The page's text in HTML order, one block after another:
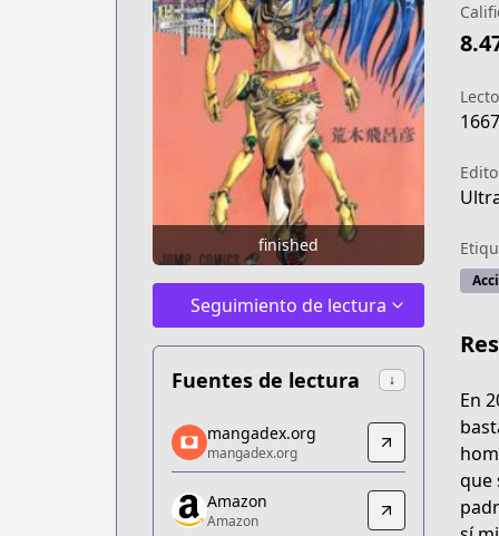
finished
Seguimiento de lectura
Fuentes de lectura ↓
mangadex.org
mangadex.org
https://mangadex.org/title/7a9d76c3-
Amazon
mangadex.org
mangadex.org
Amazon
Amazon
En
que